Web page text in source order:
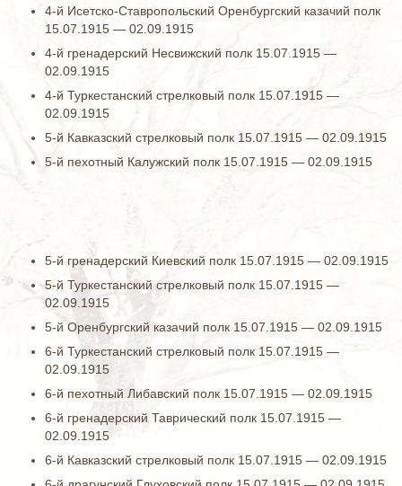
4-й Исетско-Ставропольский Оренбургский казачий полк
15.07.1915 — 02.09.1915
4-й гренадерский Несвижский полк 15.07.1915 —
02.09.1915
4-й Туркестанский стрелковый полк 15.07.1915 —
02.09.1915
5-й Кавказский стрелковый полк 15.07.1915 — 02.09.1915
5-й пехотный Калужский полк 15.07.1915 — 02.09.1915
5-й гренадерский Киевский полк 15.07.1915 — 02.09.1915
5-й Туркестанский стрелковый полк 15.07.1915 —
02.09.1915
5-й Оренбургский казачий полк 15.07.1915 — 02.09.1915
6-й Туркестанский стрелковый полк 15.07.1915 —
02.09.1915
6-й пехотный Либавский полк 15.07.1915 — 02.09.1915
6-й гренадерский Таврический полк 15.07.1915 —
02.09.1915
6-й Кавказский стрелковый полк 15.07.1915 — 02.09.1915